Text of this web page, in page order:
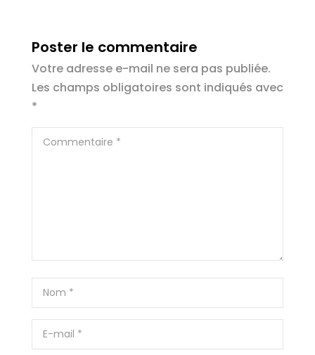
Poster le commentaire
Votre adresse e-mail ne sera pas publiée.
Les champs obligatoires sont indiqués avec
*